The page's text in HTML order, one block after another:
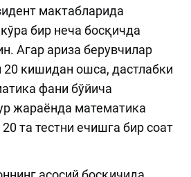
мактабларида
бир неча босқичда
Агар ариза берувчилар
20 кишидан ошса, дастлабки
фани бўйича
жараёнда математика
та тестни ечишга бир соат